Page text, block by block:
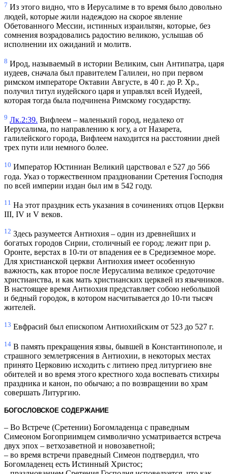
7 Из этого видно, что в Иерусалиме в то время было довольно
людей, которые жили надеждою на скорое явление
Обетованного Мессии, истинных израильтян, которые, без
сомнения возрадовались радостию великою, услышав об
исполнении их ожиданий и молитв.
8 Ирод, называемый в истории Великим, сын Антипатра, царя
иудеев, сначала был правителем Галилеи, но при первом
римском императоре Октавии Августе, в 40 г. до Р. Хр.,
получил титул иудейского царя и управлял всей Иудеей,
которая тогда была подчинена Римскому государству.
9 Лк.2:39. Вифлеем – маленький город, недалеко от
Иерусалима, по направлению к югу, а от Назарета,
галилейского города, Вифлеем находится на расстоянии дней
трех пути или немного более.
10 Император Юстиниан Великий царствовал е 527 до 566
года. Указ о торжественном праздновании Сретения Господня
по всей империи издан был им в 542 году.
11 На этот праздник есть указания в сочинениях отцов Церкви
III, IV и V веков.
12 Здесь разумеется Антиохия – один из древнейших и
богатых городов Сирии, столичный ее город; лежит при р.
Оронте, верстах в 10-ти от впадения ее в Средиземное море.
Для христианской церкви Антиохия имеет особенную
важность, как второе после Иерусалима великое средоточие
христианства, и как мать христианских церквей из язычников.
В настоящее время Антиохия представляет собою небольшой
и бедный городок, в котором насчитывается до 10-ти тысяч
жителей.
13 Евфрасий был епископом Антиохийским от 523 до 527 г.
14 В память прекращения язвы, бывшей в Константинополе, и
страшного землетрясения в Антиохии, в некоторых местах
принято Церковию исходить с литиею пред литургиею вне
обителей и во время этого крестного хода воспевать стихиры
праздника и канон, по обычаю; а по возвращении во храм
совершать Литургию.
БОГОСЛОВСКОЕ СОДЕРЖАНИЕ
– Во Встрече (Сретении) Богомладенца с праведным
Симеоном Богоприимцем символично усматривается встреча
двух эпох – ветхозаветной и новозаветной;
– во время встречи праведный Симеон подтвердил, что
Богомладенец есть Истинный Христос;